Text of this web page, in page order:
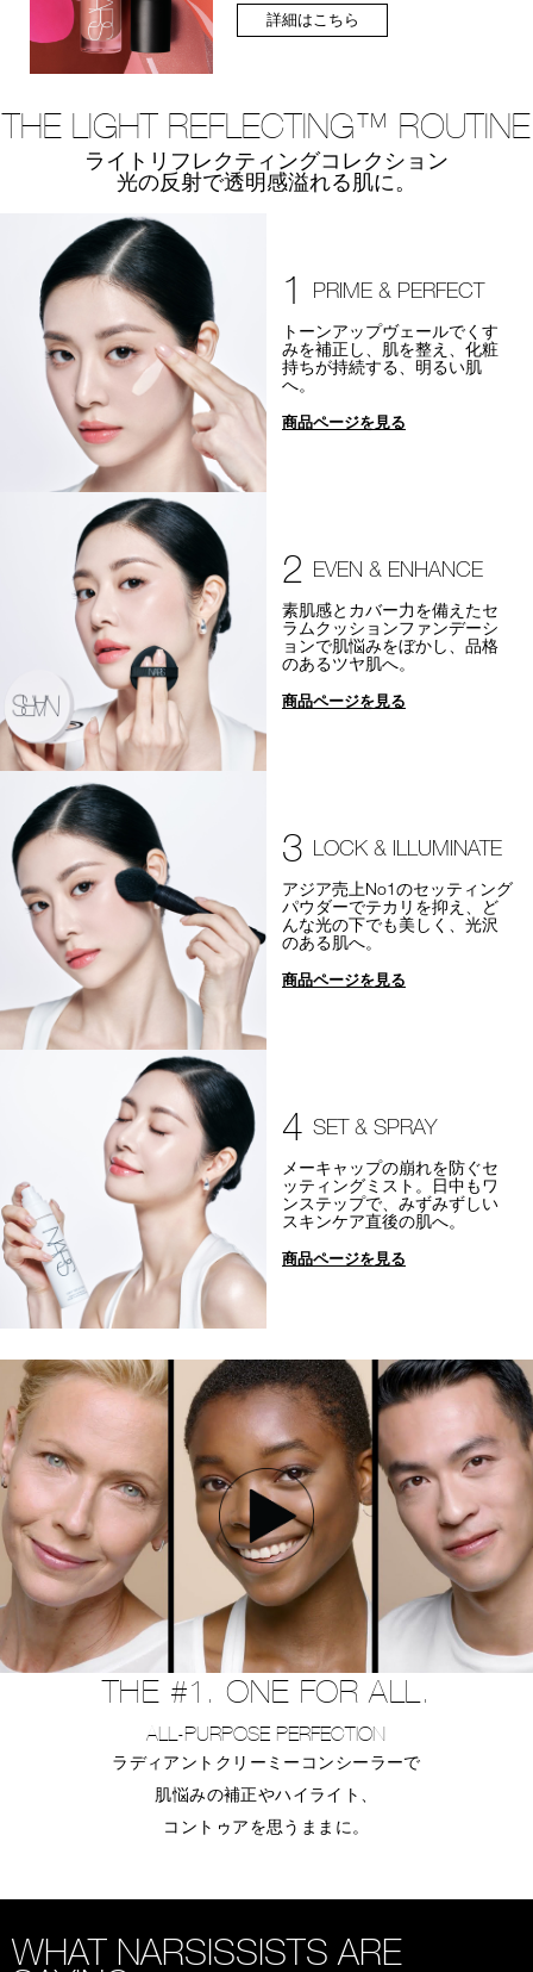
詳細はこちら
THE LIGHT REFLECTING™ ROUTINE
ライトリフレクティングコレクション
光の反射で透明感溢れる肌に。
1 PRIME & PERFECT
トーンアップヴェールでくす
みを補正し、肌を整え、化粧
持ちが持続する、明るい肌
へ。
商品ページを見る
2 EVEN & ENHANCE
素肌感とカバー力を備えたセ
ラムクッションファンデーシ
ョンで肌悩みをぼかし、品格
のあるツヤ肌へ。
商品ページを見る
3 LOCK & ILLUMINATE
アジア売上No1のセッティング
パウダーでテカリを抑え、ど
んな光の下でも美しく、光沢
のある肌へ。
商品ページを見る
4 SET & SPRAY
メーキャップの崩れを防ぐセ
ッティングミスト。日中もワ
ンステップで、みずみずしい
スキンケア直後の肌へ。
商品ページを見る
THE #1. ONE FOR ALL.
ALL-PURPOSE PERFECTION
ラディアントクリーミーコンシーラーで
肌悩みの補正やハイライト、
コントゥアを思うままに。
WHAT NARSISSISTS ARE